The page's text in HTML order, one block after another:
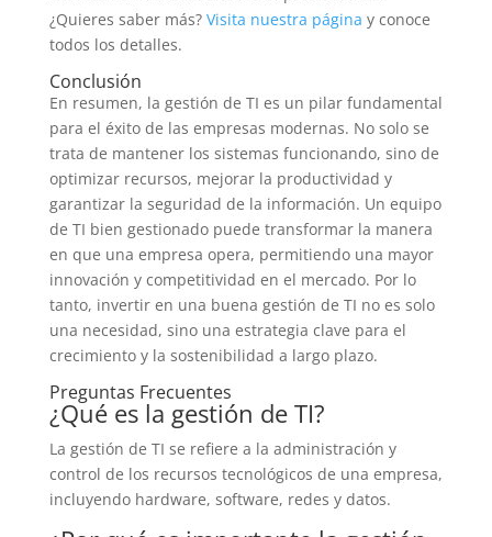
¿Quieres saber más? Visita nuestra página y conoce
todos los detalles.
Conclusión
En resumen, la gestión de TI es un pilar fundamental
para el éxito de las empresas modernas. No solo se
trata de mantener los sistemas funcionando, sino de
optimizar recursos, mejorar la productividad y
garantizar la seguridad de la información. Un equipo
de TI bien gestionado puede transformar la manera
en que una empresa opera, permitiendo una mayor
innovación y competitividad en el mercado. Por lo
tanto, invertir en una buena gestión de TI no es solo
una necesidad, sino una estrategia clave para el
crecimiento y la sostenibilidad a largo plazo.
Preguntas Frecuentes
¿Qué es la gestión de TI?
La gestión de TI se refiere a la administración y
control de los recursos tecnológicos de una empresa,
incluyendo hardware, software, redes y datos.